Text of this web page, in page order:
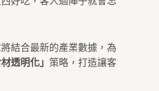
結合最新的產業數據，為
材透明化」 策略，打造讓客